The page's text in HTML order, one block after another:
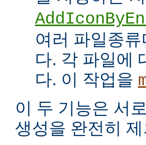
여러 파일종
다. 각 파일에
다. 이 작업을
이 두 기능은 서
생성을 완전히